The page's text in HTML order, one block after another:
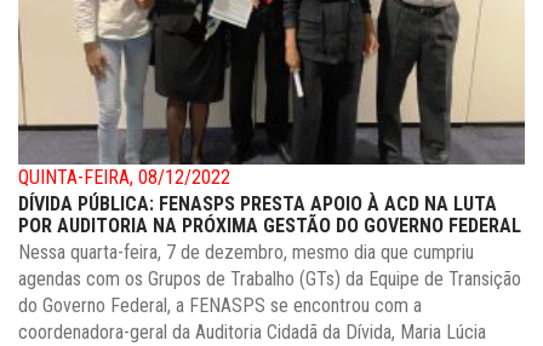
QUINTA-FEIRA, 08/12/2022
DÍVIDA PÚBLICA: FENASPS PRESTA APOIO À ACD NA LUTA
POR AUDITORIA NA PRÓXIMA GESTÃO DO GOVERNO FEDERAL
Nessa quarta-feira, 7 de dezembro, mesmo dia que cumpriu
agendas com os Grupos de Trabalho (GTs) da Equipe de Transição
do Governo Federal, a FENASPS se encontrou com a
coordenadora-geral da Auditoria Cidadã da Dívida, Maria Lúcia